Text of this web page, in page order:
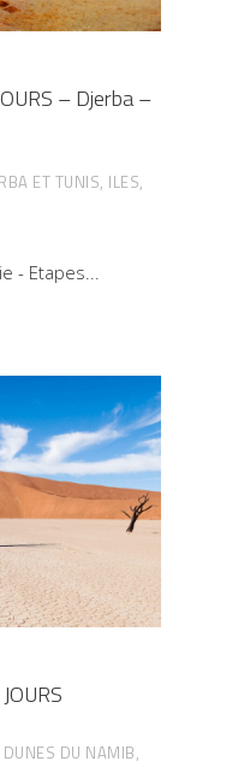
– Djerba –
ET TUNIS, ILES,
- Etapes
DUNES DU NAMIB,